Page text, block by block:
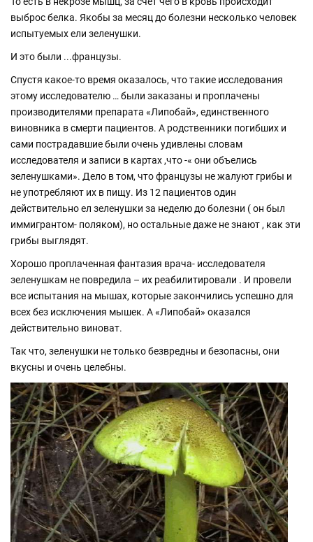
выброс белка. Якобы за месяц до болезни несколько человек
испытуемых ели зеленушки.
И это были ...французы.
Спустя какое-то время оказалось, что такие исследования
этому исследователю … были заказаны и проплачены
производителями препарата «Липобай», единственного
виновника в смерти пациентов. А родственники погибших и
сами пострадавшие были очень удивлены словам
исследователя и записи в картах ,что -« они объелись
зеленушками». Дело в том, что французы не жалуют грибы и
не употребляют их в пищу. Из 12 пациентов один
действительно ел зеленушки за неделю до болезни ( он был
иммигрантом- поляком), но остальные даже не знают , как эти
грибы выглядят.
Хорошо проплаченная фантазия врача- исследователя
зеленушкам не повредила – их реабилитировали . И провели
все испытания на мышах, которые закончились успешно для
всех без исключения мышек. А «Липобай» оказался
действительно виноват.
Так что, зеленушки не только безвредны и безопасны, они
вкусны и очень целебны.